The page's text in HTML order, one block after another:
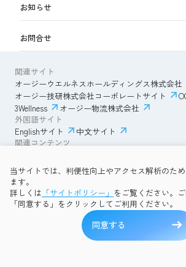
当サイトでは、利便性向上やアクセス解析のた
ます。
詳しくは 「サイトポリシー」 をご覧ください。
「同意する」をクリックしてご利用ください。
同意する
お知らせ
お問合せ
関連サイト
オージーウエルネスホールディングス株式会社
オージー技研株式会社コーポレートサイト
3Wellness
オージー物流株式会社
外国語サイト
Englishサイト
中文サイト
関連コンテンツ
透明性ガイドライン
プライバシーポリシー
OG Wellness会員規
コミュニティガイドライン
サイトマップ
Copyright © 2026 OG Wellness Co., Ltd. All rights